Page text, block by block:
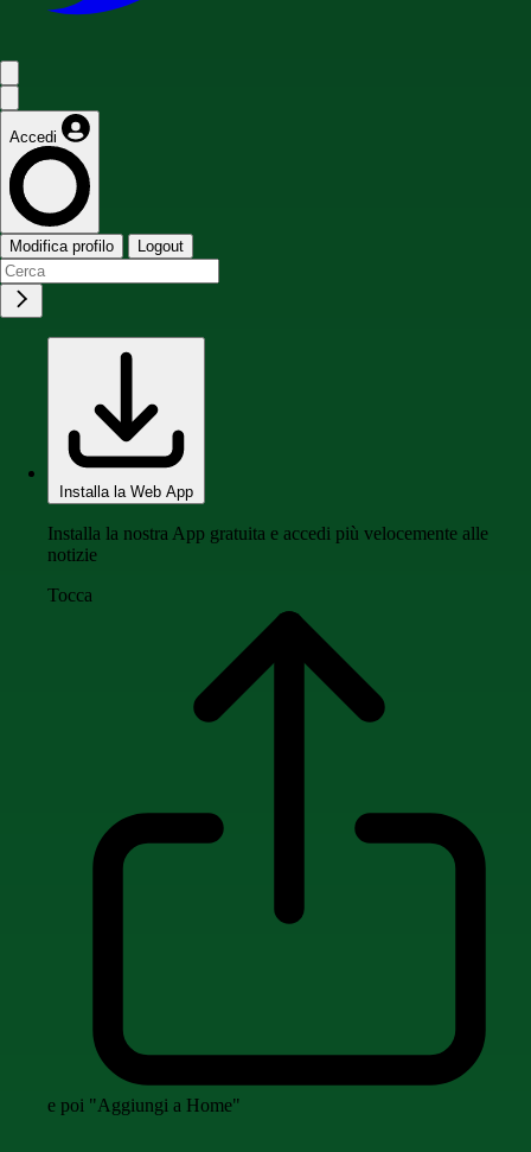
Accedi
Modifica profilo Logout
Installa la Web App
Installa la nostra App gratuita e accedi più velocemente alle
notizie
Tocca
e poi "Aggiungi a Home"